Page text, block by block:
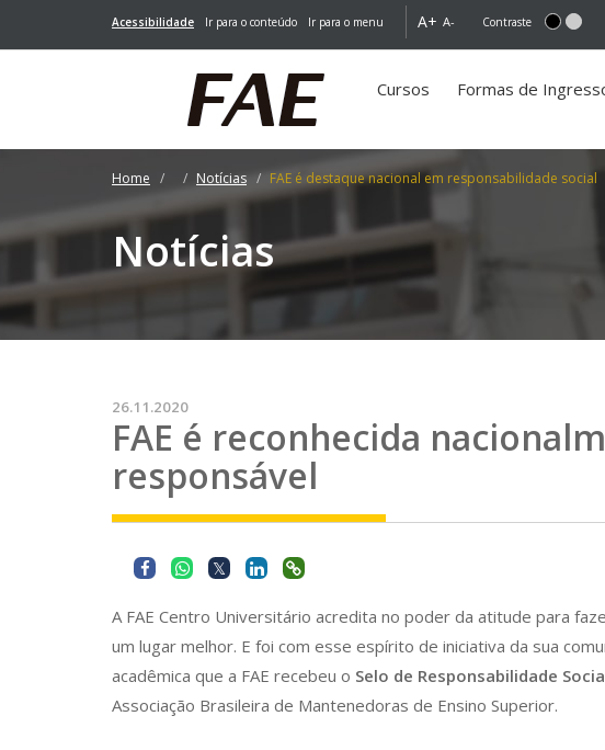
Acessibilidade Ir para o conteúdo Ir para o menu A+ A- Contraste
Cursos Formas de
Home Notícias FAE é destaque nacional em responsabilidade social
Notícias
26.11.2020
FAE é reconhecida
responsável
A FAE Centro Universitário acredita no poder da atitude para
um lugar melhor. E foi com esse espírito de iniciativa da sua
acadêmica que a FAE recebeu o Selo de Responsabilidade
Associação Brasileira de Mantenedoras de Ensino Superior.